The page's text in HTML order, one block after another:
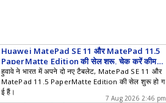
Huawei MatePad SE 11 और MatePad 11.5
PaperMatte Edition की सेल शुरू, चेक करें कीमत
और खूबियां
हुवावे ने भारत में अपने दो नए टैबलेट, MatePad SE 11 और
MatePad 11.5 PaperMatte Edition की सेल शुरू हो ग
ई हैं।
7 Aug 2026 2:46 pm